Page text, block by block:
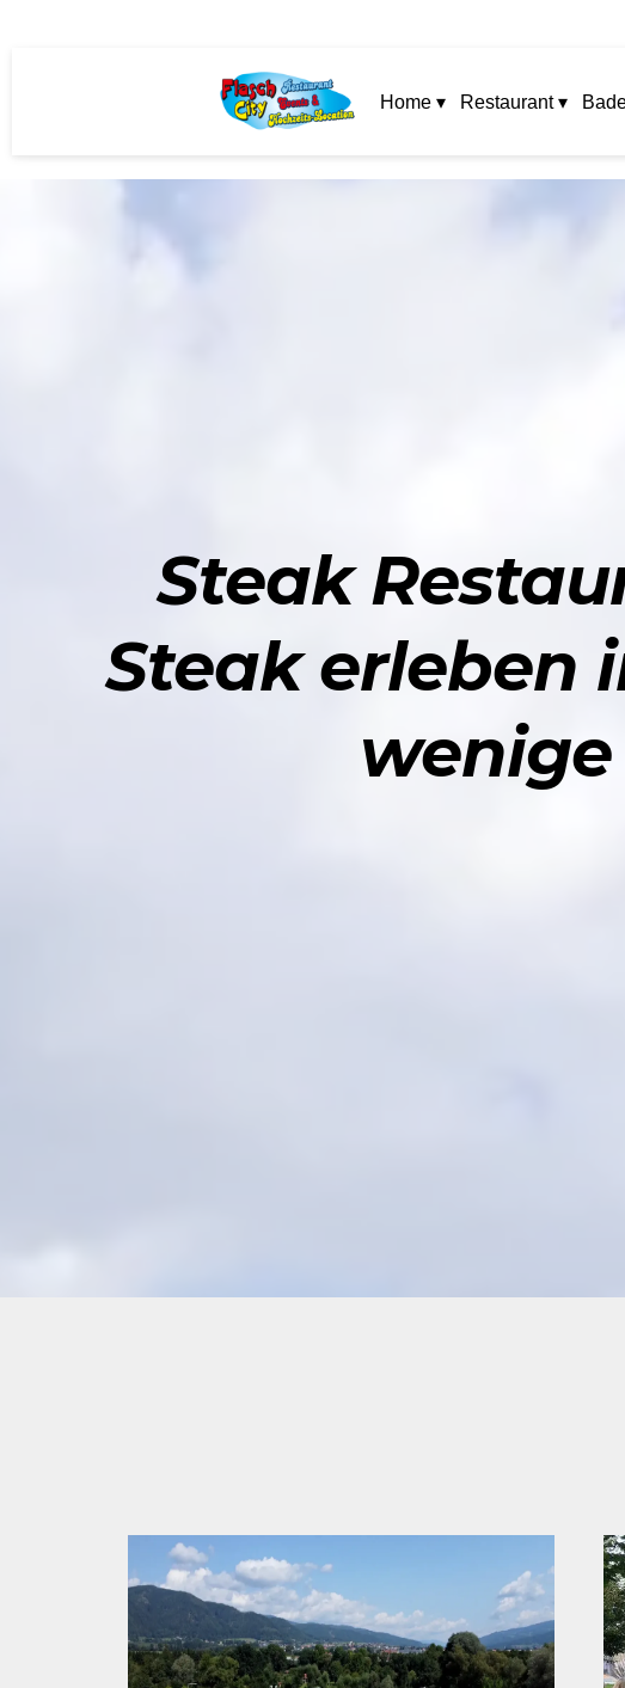
Home ▾ Restaurant ▾
Steak
Steak erleben